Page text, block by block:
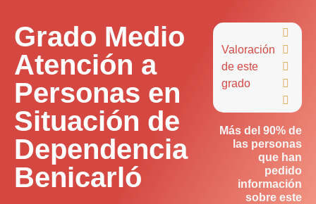
Grado Medio
Atención a
Personas en
Situación de
Dependencia
Benicarló
Valoración
de este
grado





Más del 90% de
las personas
que han
pedido
información
sobre este